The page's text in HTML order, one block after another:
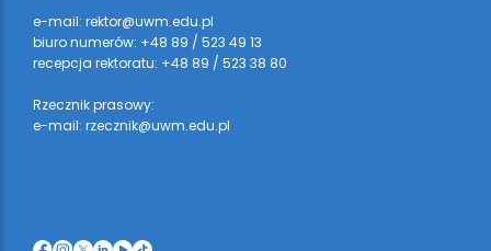
e-mail: rektor@uwm.edu.pl
biuro numerów: +48 89 / 523 49 13
recepcja rektoratu: +48 89 / 523 38 80
Rzecznik prasowy:
e-mail: rzecznik@uwm.edu.pl